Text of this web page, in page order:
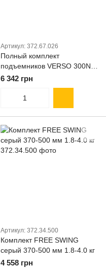
Артикул: 372.67.026
Полный комплект
подъемников VERSO 300N
высота панели 420-800 мм
6 342 грн
Артикул: 372.34.500
Комплект FREE SWING
серый 370-500 мм 1.8-4.0 кг
4 558 грн